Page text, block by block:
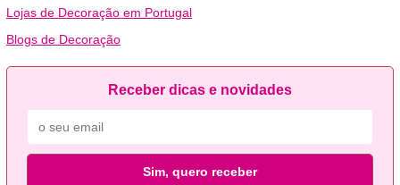
Lojas de Decoração em Portugal
Blogs de Decoração
Receber dicas e novidades
Sim, quero receber